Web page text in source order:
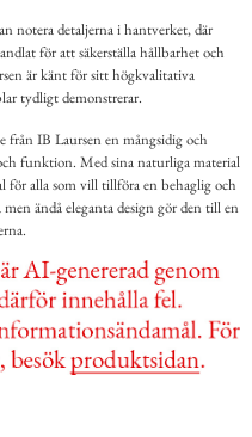
notera detaljerna i hantverket, där
för att säkerställa hållbarhet och
är känt för sitt högkvalitativa
tydligt demonstrerar.
IB Laursen en mångsidig och
funktion. Med sina naturliga material
alla som vill tillföra en behaglig och
ändå eleganta design gör den till en